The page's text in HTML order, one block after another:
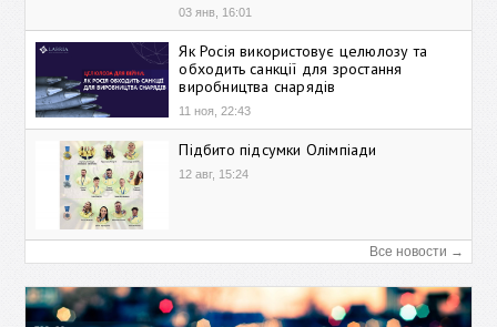
03 янв, 16:01
Як Росія використовує целюлозу та
обходить санкції для зростання
виробництва снарядів
11 ноя, 22:43
Підбито підсумки Олімпіади
12 авг, 15:24
Все новости →